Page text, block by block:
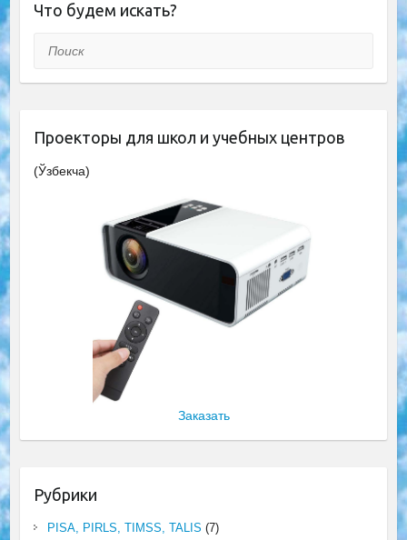
Что будем искать?
Поиск
Проекторы для школ и учебных центров
(Ўзбекча)
Заказать
Рубрики
PISA, PIRLS, TIMSS, TALIS (7)